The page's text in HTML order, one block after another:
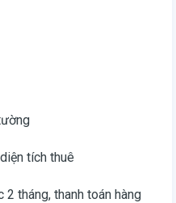
tích thuê
tháng, thanh toán hàng